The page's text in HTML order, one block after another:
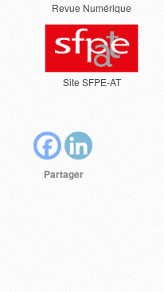
Revue Numérique
Site SFPE-AT
Partager